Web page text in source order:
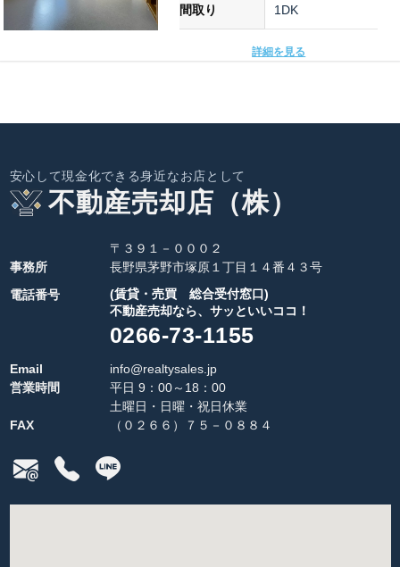
間取り 1DK
詳細を見る
安心して現金化できる身近なお店として
不動産売却店（株）
〒３９１－０００２
事務所
長野県茅野市塚原１丁目１４番４３号
電話番号
(賃貸・売買 総合受付窓口)
不動産売却なら、サッといいココ！
0266-73-1155
Email
info@realtysales.jp
営業時間
平日 9：00～18：00
土曜日・日曜・祝日休業
FAX
（０２６６）７５－０８８４